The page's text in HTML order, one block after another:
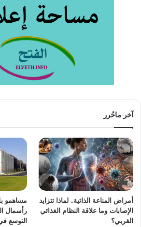
آخر ماحُرر
أمراض المناعة الذاتية.. لماذا تتزايد
الإصابات وما علاقة النظام الغذائي
الغربي؟
مساهمو
التوسع